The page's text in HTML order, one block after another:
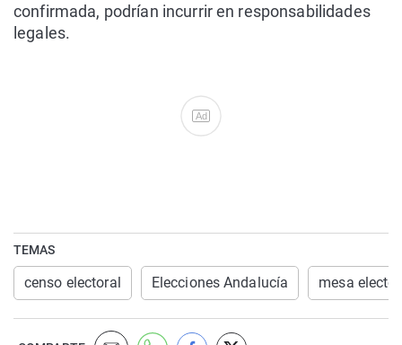
confirmada, podrían incurrir en responsabilidades
legales.
Ad
TEMAS
censo electoral Elecciones Andalucía mesa